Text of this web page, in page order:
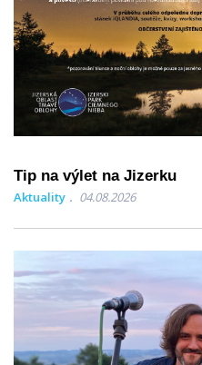
Tip na výlet na Jizerku
Aktuality 04.08.2026